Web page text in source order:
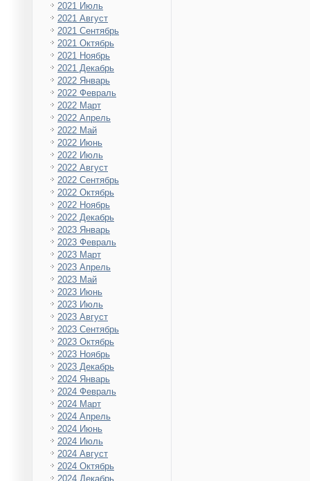
2021 Июль
2021 Август
2021 Сентябрь
2021 Октябрь
2021 Ноябрь
2021 Декабрь
2022 Январь
2022 Февраль
2022 Март
2022 Апрель
2022 Май
2022 Июнь
2022 Июль
2022 Август
2022 Сентябрь
2022 Октябрь
2022 Ноябрь
2022 Декабрь
2023 Январь
2023 Февраль
2023 Март
2023 Апрель
2023 Май
2023 Июнь
2023 Июль
2023 Август
2023 Сентябрь
2023 Октябрь
2023 Ноябрь
2023 Декабрь
2024 Январь
2024 Февраль
2024 Март
2024 Апрель
2024 Июнь
2024 Июль
2024 Август
2024 Октябрь
2024 Декабрь